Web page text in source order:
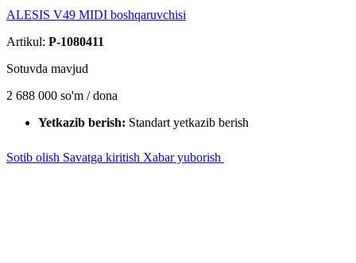
ALESIS V49 MIDI boshqaruvchisi
Artikul: P-1080411
Sotuvda mavjud
2 688 000 so'm / dona
Yetkazib berish: Standart yetkazib berish
Sotib olish Savatga kiritish Xabar yuborish